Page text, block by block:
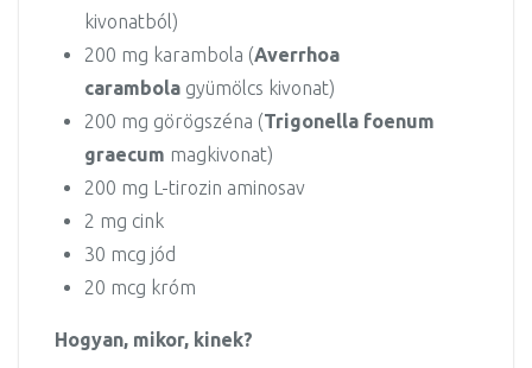
kivonatból)
200 mg karambola (Averrhoa
carambola gyümölcs kivonat)
200 mg görögszéna (Trigonella foenum
graecum magkivonat)
200 mg L-tirozin aminosav
2 mg cink
30 mcg jód
20 mcg króm
Hogyan, mikor, kinek?